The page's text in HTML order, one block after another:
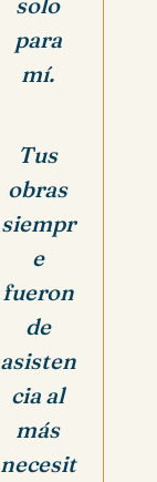
para
mí.
Tus
obras
siempr
e
fueron
de
asisten
cia al
más
necesit